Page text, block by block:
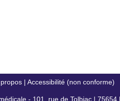
| Accessibilité (non conforme)
- 101, rue de Tolbiac | 75654